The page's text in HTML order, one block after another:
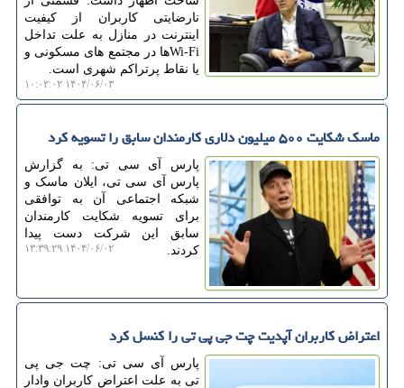
نارضایتی کاربران از کیفیت
اینترنت در منازل به علت تداخل
Wi-Fiها در مجتمع های مسکونی و
یا نقاط پرتراکم شهری است.
۱۴۰۴/۰۶/۰۳ ۱۰:۰۲:۰۲
ماسک شکایت ۵۰۰ میلیون دلاری کارمندان سابق را تسویه کرد
پارس آی سی تی: به گزارش
پارس آی سی تی، ایلان ماسک و
شبکه اجتماعی آن به توافقی
برای تسویه شکایت کارمندان
سابق این شرکت دست پیدا
کردند.
۱۴۰۴/۰۶/۰۲ ۱۳:۳۹:۲۹
اعتراض کاربران آپدیت چت جی پی تی را کنسل کرد
پارس آی سی تی: چت جی پی
تی به علت اعتراض کاربران وادار